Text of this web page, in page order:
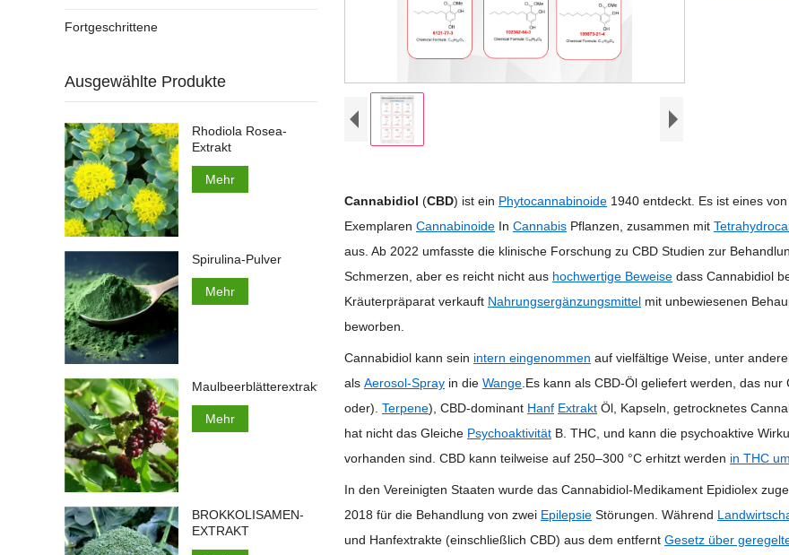
Cannabidiol (CBD) ist ein Phytocannabinoide 1940 entdeckt. Es ist eines
Exemplaren Cannabinoide In Cannabis Pflanzen, zusammen mit
aus. Ab 2022 umfasste die klinische Forschung zu CBD Studien zur
Schmerzen, aber es reicht nicht aus hochwertige Beweise dass Cannabidiol
Kräuterpräparat verkauft Nahrungsergänzungsmittel mit unbewiesenen
beworben.
Cannabidiol kann sein intern eingenommen auf vielfältige Weise, unter
als Aerosol-Spray in die Wange .Es kann als CBD-Öl geliefert werden, das
oder). Terpene), CBD-dominant Hanf Extrakt Öl, Kapseln, getrocknetes
hat nicht das Gleiche Psychoaktivität B. THC, und kann die psychoaktive
vorhanden sind. CBD kann teilweise auf 250–300 °C erhitzt werden in THC
In den Vereinigten Staaten wurde das Cannabidiol-Medikament Epidiolex
2018 für die Behandlung von zwei Epilepsie Störungen. Während
und Hanfextrakte (einschließlich CBD) aus dem entfernt Gesetz über
Fortgeschrittene
Ausgewählte Produkte
Rhodiola Rosea-
Extrakt
Mehr
Spirulina-Pulver
Mehr
Maulbeerblätterextrakt
Mehr
BROKKOLISAMEN-
EXTRAKT